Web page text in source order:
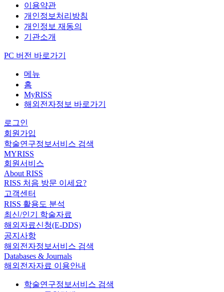
이용약관
개인정보처리방침
개인정보 재동의
기관소개
PC 버전 바로가기
메뉴
홈
MyRISS
해외전자정보 바로가기
로그인
회원가입
학술연구정보서비스 검색
MYRISS
회원서비스
About RISS
RISS 처음 방문 이세요?
고객센터
RISS 활용도 분석
최신/인기 학술자료
해외자료신청(E-DDS)
공지사항
해외전자정보서비스 검색
Databases & Journals
해외전자자료 이용안내
학술연구정보서비스 검색